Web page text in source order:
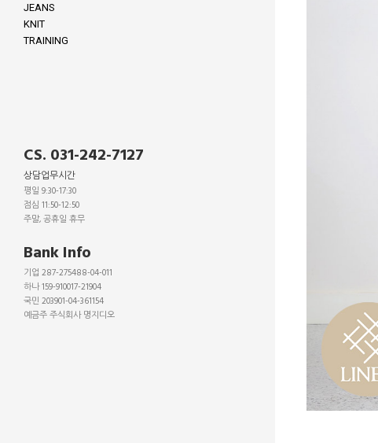
JEANS
KNIT
TRAINING
CS. 031-242-7127
상담업무시간
평일 9:30-17:30
점심 11:50-12:50
주말, 공휴일 휴무
Bank Info
기업 287-275488-04-011
하나 159-910017-21904
국민 203901-04-361154
예금주 주식회사 명지디오